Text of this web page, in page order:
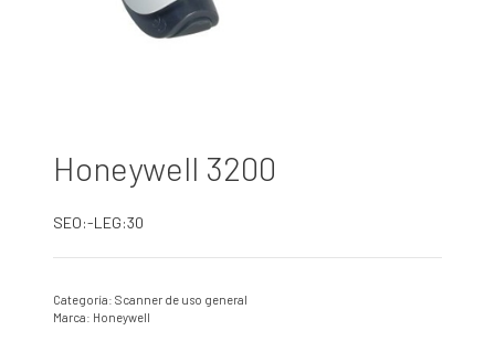
Honeywell 3200
SEO:-LEG:30
Categoría: Scanner de uso general
Marca: Honeywell